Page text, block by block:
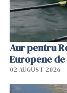
Aur pentru
Europene
02 AUGUST 2026